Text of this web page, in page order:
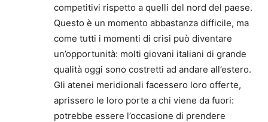
competitivi rispetto a quelli del nord del paese.
Questo è un momento abbastanza difficile, ma
come tutti i momenti di crisi può diventare
un’opportunità: molti giovani italiani di grande
qualità oggi sono costretti ad andare all’estero.
Gli atenei meridionali facessero loro offerte,
aprissero le loro porte a chi viene da fuori:
potrebbe essere l’occasione di prendere